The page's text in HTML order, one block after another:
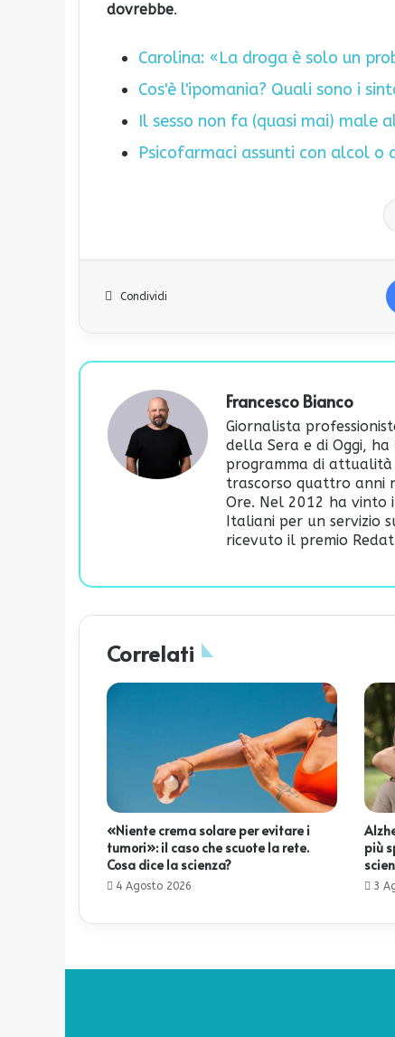
dovrebbe.
Carolina: «La droga è solo un
Cos'è l'ipomania? Quali sono i
Il sesso non fa (quasi mai) male
Psicofarmaci assunti con alcol o
Condividi
Francesco Bianco
Giornalista
della Sera e di Oggi,
programma di
trascorso quattro anni
Ore. Nel 2012 ha vinto
Italiani per un servizio
ricevuto il premio
Correlati
«Niente crema solare per evitare i
tumori»: il caso che scuote la rete.
Cosa dice la scienza?
4 Agosto 2026
più
3